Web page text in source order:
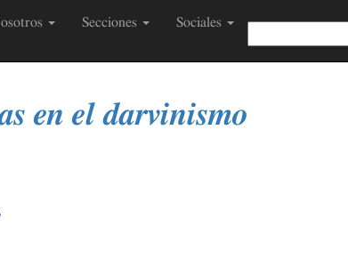
Secciones Sociales
en el darvinismo